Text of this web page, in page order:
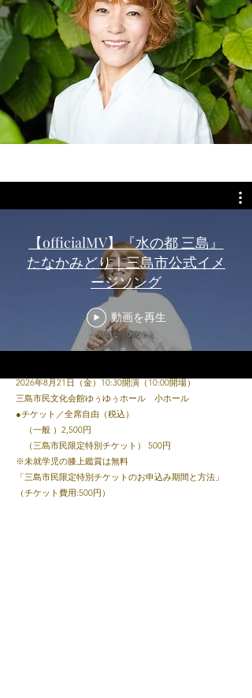
【officialMV】『水の都 三島』
たなかみどり｜三島市公式イメ
ージソング
動画を再生
YouTube
しあわせ虹色⭐︎
ファミリーコンサート
三島市民文化会館小ホール客席がリューアルされること
その完成セレモニーに合わせてコンサート開催します！
2026年8月21日（金）10:30開演（10:00開場）
三島市民文化会館ゆぅゆぅホール 小ホール
●チケット／全席自由（税込）
（一般 ）2,500円
（三島市民限定特別チケット） 500円
※未就学児の膝上鑑賞は無料
「三島市民限定特別チケットのお申込み期間と方法」
（チケット費用:500円）